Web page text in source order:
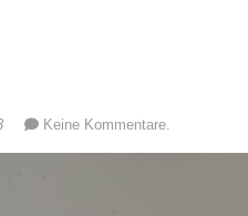
Keine Kommentare.